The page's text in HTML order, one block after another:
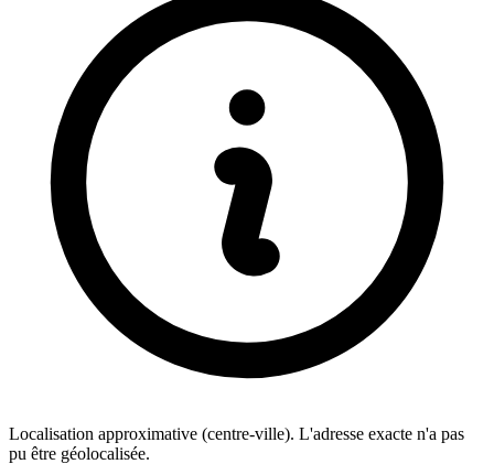
Localisation approximative (centre-ville). L'adresse exacte n'a pas
pu être géolocalisée.